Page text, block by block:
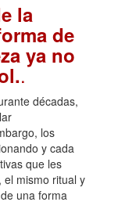
la
de
ya no
.
décadas,
los
y cada
que les
el mismo ritual y
una forma